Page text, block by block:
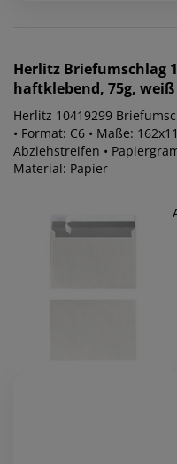
Herlitz Briefumschlag
haftklebend, 75g, weiß
Herlitz 10419299
• Format: C6 • Maße:
Abziehstreifen •
Material: Papier